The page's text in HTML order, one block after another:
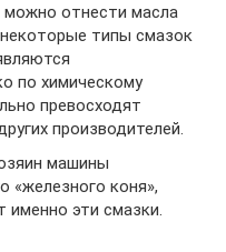
отнести масла
типы смазок
по химическому
превосходят
производителей.
машины
«железного коня»,
именно эти смазки.